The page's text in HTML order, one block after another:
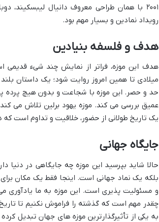
۲۰۰۱ با همان طراحی معروف دانیال
رویداد نمادین و بسیار مهم بود.
هدف و فلسفه بنیادین
هدف این موزه، فراتر از نمایش چند شیء قدیمی
میلادی تا همین امروز روایت شود؛ یک داستان
حد و حصر. این موزه با شجاعت و بدون هیچ پرده
عمیق بررسی می کند. موزه یهود برلین تلاش می
یک تاریخ طولانی از حضور، خلاقیت و تداوم است که
جایگاه جهانی
حالا شاید بپرسید این موزه چه جایگاهی در دنیا
بلکه یک نماد جهانی است. اینجا فقط یک مکان برای
و مسئولیت پذیری است. این موزه به ما یادآوری
چقدر مهم است که گذشته را فراموش نکنیم تا
به یکی از تأثیرگذارترین موزه های جهان تبدیل